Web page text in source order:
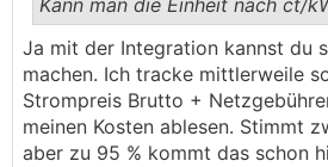
..
Kann man die Einheit nach ct/
Ja mit der Integration kannst du
machen. Ich tracke mittlerweile
Strompreis Brutto +
meinen Kosten ablesen. Stimmt
aber zu 95 % kommt das schon